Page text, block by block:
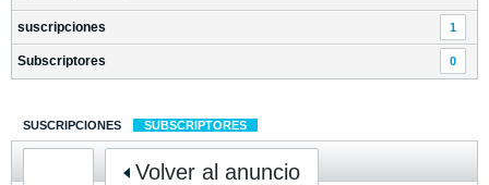
suscripciones 1
Subscriptores 0
SUSCRIPCIONES SUBSCRIPTORES
Volver al anuncio